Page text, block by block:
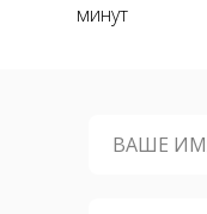
минут